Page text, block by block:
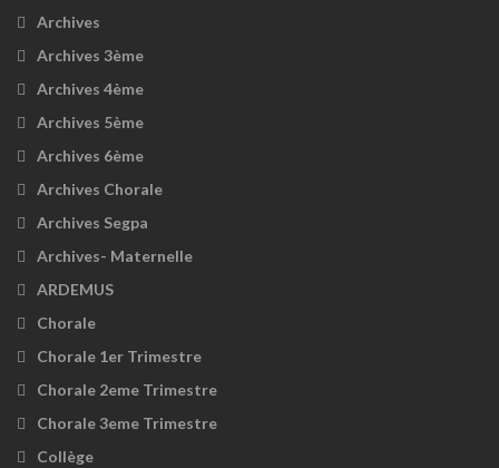
Archives
Archives 3ème
Archives 4ème
Archives 5ème
Archives 6ème
Archives Chorale
Archives Segpa
Archives- Maternelle
ARDEMUS
Chorale
Chorale 1er Trimestre
Chorale 2eme Trimestre
Chorale 3eme Trimestre
Collège